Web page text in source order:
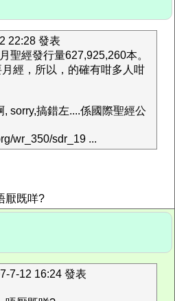
22:28 發表
聖經發行量627,925,260本。
經，所以，的確有咁多人咁
sorry,搞錯左....係國際聖經公
wr_350/sdr_19 ...
厭既咩?
7-12 16:24 發表